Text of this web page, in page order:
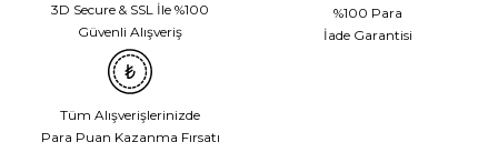
3D Secure & SSL İle %100
Güvenli Alışveriş
%100 Para
İade Garantisi
Tüm Alışverişlerinizde
Para Puan Kazanma Fırsatı